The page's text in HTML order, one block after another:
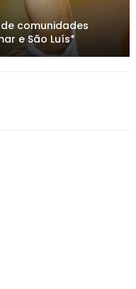
comunidades
e São Luís*